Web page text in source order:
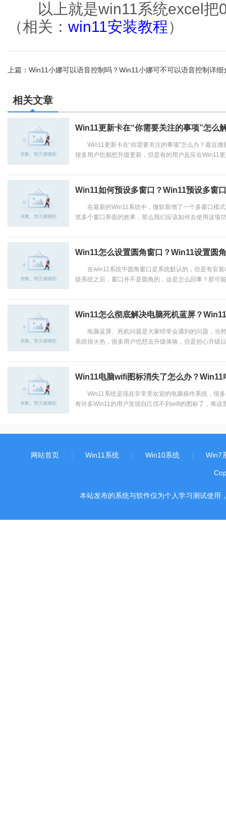
以上就是win11系统excel把0
（相关： win11安装教程）
上篇： Win11小娜可以语音控制吗？Win11小娜可不可以语音控制详细
相关文章
Win11更新卡在“你需要关注的事项”怎么
Win11更新卡在“你需要关注的事项”怎么办？最近微
很多用户也都想升级更新，但是有的用户反应在Win11
Win11如何预设多窗口？Win11预设多窗
在最新的Win11系统中，微软新增了一个多窗口模式
览多个窗口界面的效果，那么我们应该如何去使用这项
Win11怎么设置圆角窗口？Win11设置圆
在win11系统中圆角窗口是系统默认的，但是有安装
级系统之后，窗口并不是圆角的，这是怎么回事？那可
Win11怎么彻底解决电脑死机蓝屏？
电脑蓝屏、死机问题是大家经常会遇到的问题，当
系统很火热，很多用户也想去升级体验，但是担心升级
Win11电脑wifi图标消失了怎么办？
Win11系统是现在非常受欢迎的电脑操作系统，很多
有许多Win11的用户发现自己找不到wifi的图标了，将设
网站首页 Win11系统 Win10系统 Win7
本站发布的系统与软件仅为个人学习测试使用